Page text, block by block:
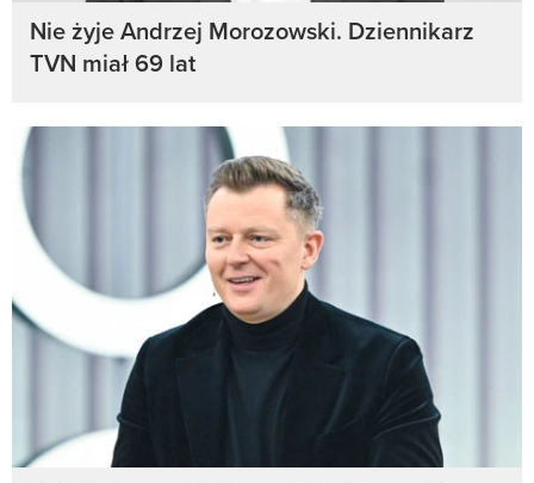
Nie żyje Andrzej Morozowski. Dziennikarz
TVN miał 69 lat